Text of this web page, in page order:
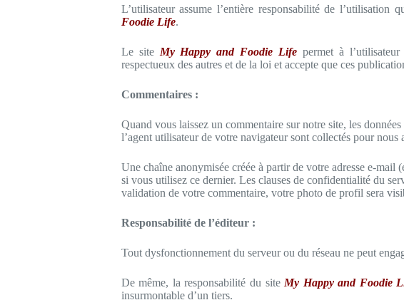
L’utilisateur assume l’entière responsabilité de
Foodie Life.
Le site My Happy and Foodie Life permet à
respectueux des autres et de la loi et accepte que ces
Commentaires :
Quand vous laissez un commentaire sur notre site, les
l’agent utilisateur de votre navigateur sont collectés pour
Une chaîne anonymisée créée à partir de votre adresse e-
si vous utilisez ce dernier. Les clauses de confidentialité du
validation de votre commentaire, votre photo de profil sera
Responsabilité de l’éditeur :
Tout dysfonctionnement du serveur ou du réseau ne peut
De même, la responsabilité du site My Happy and Foodie
insurmontable d’un tiers.